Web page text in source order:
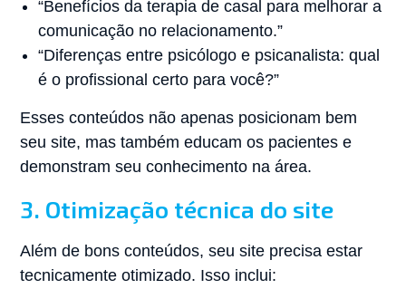
“Benefícios da terapia de casal para melhorar a
comunicação no relacionamento.”
“Diferenças entre psicólogo e psicanalista: qual
é o profissional certo para você?”
Esses conteúdos não apenas posicionam bem
seu site, mas também educam os pacientes e
demonstram seu conhecimento na área.
3. Otimização técnica do site
Além de bons conteúdos, seu site precisa estar
tecnicamente otimizado. Isso inclui: